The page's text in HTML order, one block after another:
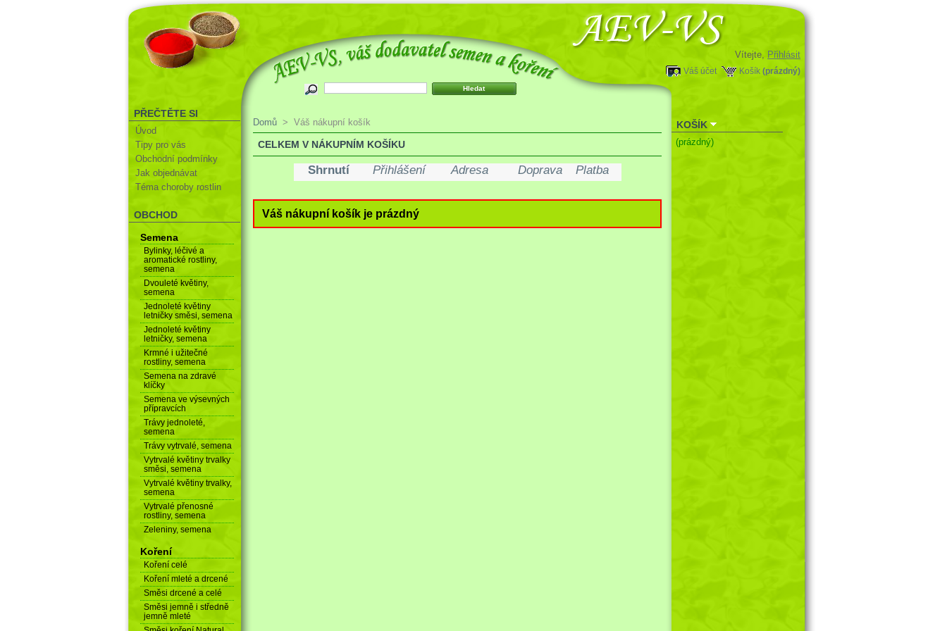
Vítejte, Přihlásit
Košík (prázdný)
Váš účet
PŘEČTĚTE SI
Úvod
Tipy pro vás
Obchodní podmínky
Jak objednávat
Téma choroby rostlin
OBCHOD
Semena
Bylinky, léčivé a
aromatické rostliny,
semena
Dvouleté květiny,
semena
Jednoleté květiny
letničky směsi, semena
Jednoleté květiny
letničky, semena
Krmné i užitečné
rostliny, semena
Semena na zdravé
klíčky
Semena ve výsevných
přípravcích
Trávy jednoleté,
semena
Trávy vytrvalé, semena
Vytrvalé květiny trvalky
směsi, semena
Vytrvalé květiny trvalky,
semena
Vytrvalé přenosné
rostliny, semena
Zeleniny, semena
Koření
Koření celé
Koření mleté a drcené
Směsi drcené a celé
Směsi jemně i středně
jemně mleté
Domů > Váš nákupní košík
CELKEM V NÁKUPNÍM KOŠÍKU
Shrnutí Přihlášení Adresa Doprava Platba
Váš nákupní košík je prázdný
KOŠÍK
(prázdný)